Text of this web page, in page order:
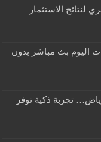
لنتائج الاستثمار
اليوم بث مباشر بدون
تجربة ذكية توفر